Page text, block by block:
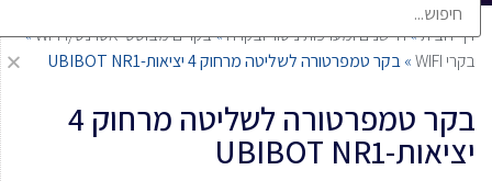
דף הבית»חיישנים ומערכות ניטור ובקרה»בקרים מבוססי אטרנט/WI-FI
»
בקרי WIFI
»בקר טמפרטורה לשליטה מרחוק 4 יציאות-UBIBOT NR1
בקר טמפרטורה לשליטה מרחוק 4
יציאות-UBIBOT NR1